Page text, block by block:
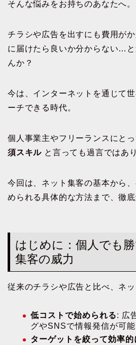
そんな悩みをお持ちのあなたへ。
チラシや広告を出すにも費用が
に届けたら良いか分からない…
んか？
今は、インターネットを通じて
ーチできる時代。
個人事業主やフリーランスにと
須スキル と言っても過言ではあ
今回は、ネット集客の基本から
められる具体的な方法まで、徹底
はじめに：個人でも
集客の威力
従来のチラシや広告と比べ、ネ
低コストで始められる: 広
グやSNSで情報発信が可能
ターゲットを絞って効率的